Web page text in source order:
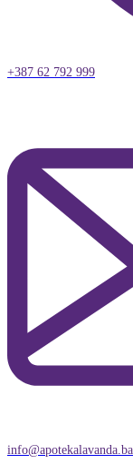
+387 62 792 999
info@apotekalavanda.ba